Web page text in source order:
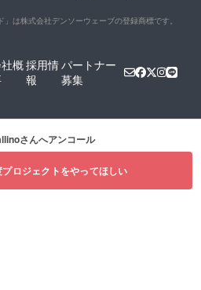
」は株式会社デンソーウェーブの登録商標です。
概採用情
報
パートナー
募集
さんへアンコール
プロジェクトをやってほしい